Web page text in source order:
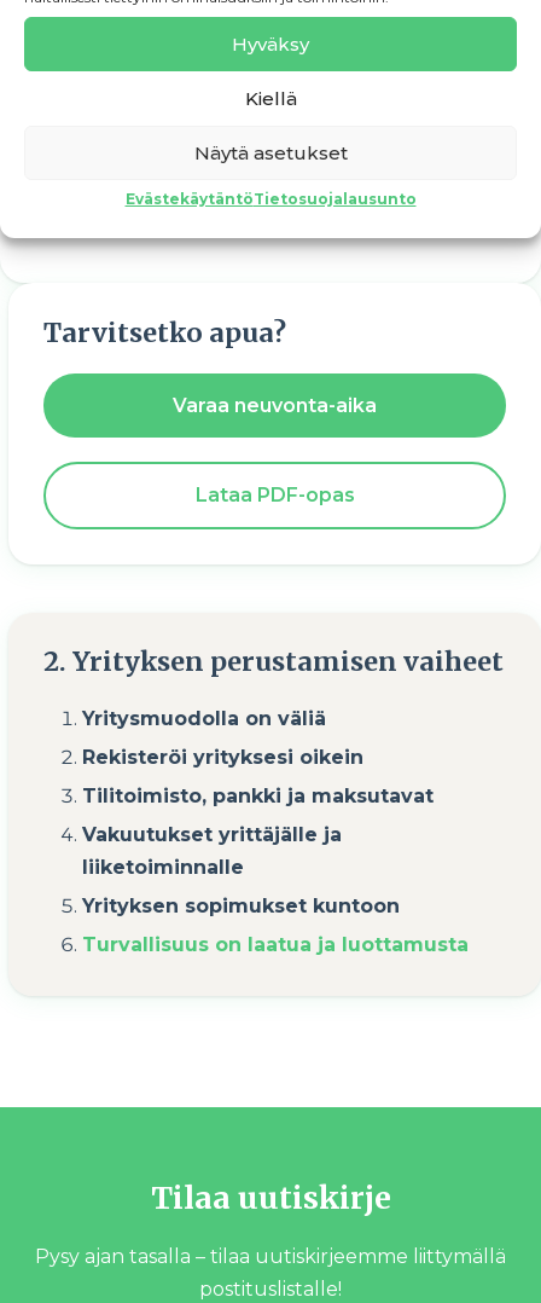
Hyväksy
Kiellä
Näytä asetukset
EvästekäytäntöTietosuojalausunto
3. Yritystoiminnan arki ja sen hallinta →
Tarvitsetko apua?
Varaa neuvonta-aika
Lataa PDF-opas
2. Yrityksen perustamisen vaiheet
Yritysmuodolla on väliä
Rekisteröi yrityksesi oikein
Tilitoimisto, pankki ja maksutavat
Vakuutukset yrittäjälle ja
liiketoiminnalle
Yrityksen sopimukset kuntoon
Turvallisuus on laatua ja luottamusta
Tilaa uutiskirje
Pysy ajan tasalla – tilaa uutiskirjeemme liittymällä
postituslistalle!